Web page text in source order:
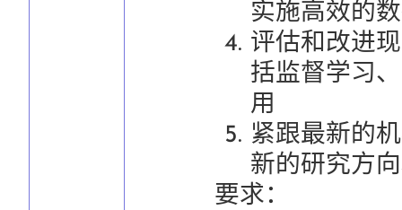
实施高效的
评估和改进
括监督学习
用
紧跟最新的
新的研究方
要求：